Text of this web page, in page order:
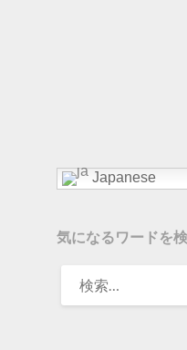
Japanese
気になるワードを